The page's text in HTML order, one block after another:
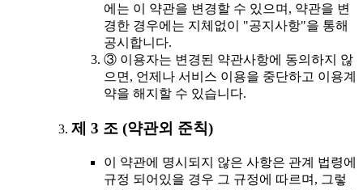
에는 이 약관을 변경할 수 있으며, 약관을 변
경한 경우에는 지체없이 "공지사항"을 통해
공시합니다.
③ 이용자는 변경된 약관사항에 동의하지 않
으면, 언제나 서비스 이용을 중단하고 이용계
약을 해지할 수 있습니다.
제 3 조 (약관외 준칙)
이 약관에 명시되지 않은 사항은 관계 법령에
규정 되어있을 경우 그 규정에 따르며, 그렇